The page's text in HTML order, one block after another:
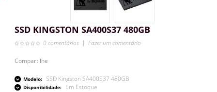
SSD KINGSTON SA400S37 480GB
0 comentários | Fazer um comentário
Compartilhe
Modelo: SSD Kingston SA400S37 480GB
Disponibilidade: Em Estoque